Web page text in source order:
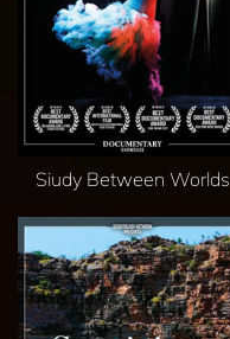
Siudy Between Worlds